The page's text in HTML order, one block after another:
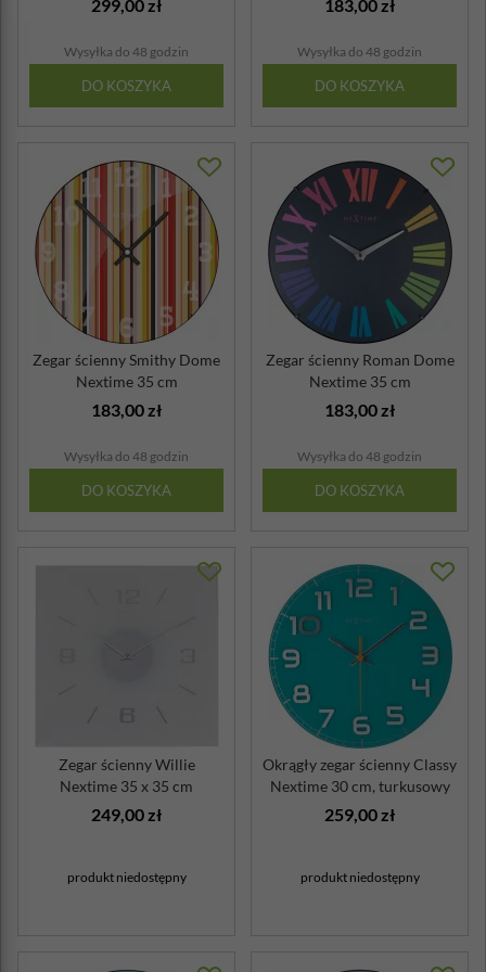
299,00 zł
Wysyłka do 48 godzin
DO KOSZYKA
183,00 zł
Wysyłka do 48 godzin
DO KOSZYKA
Zegar ścienny Smithy Dome
Nextime 35 cm
183,00 zł
Wysyłka do 48 godzin
DO KOSZYKA
Zegar ścienny Roman Dome
Nextime 35 cm
183,00 zł
Wysyłka do 48 godzin
DO KOSZYKA
Zegar ścienny Willie
Nextime 35 x 35 cm
249,00 zł
produkt niedostępny
Okrągły zegar ścienny Classy
Nextime 30 cm, turkusowy
259,00 zł
produkt niedostępny